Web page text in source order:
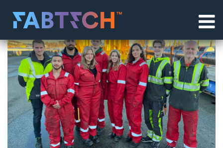
OM OSS
ENGLISH
PRODUKTER OG TJENESTER
RØRFABRIKASJON
STÅLSTRUKTURER